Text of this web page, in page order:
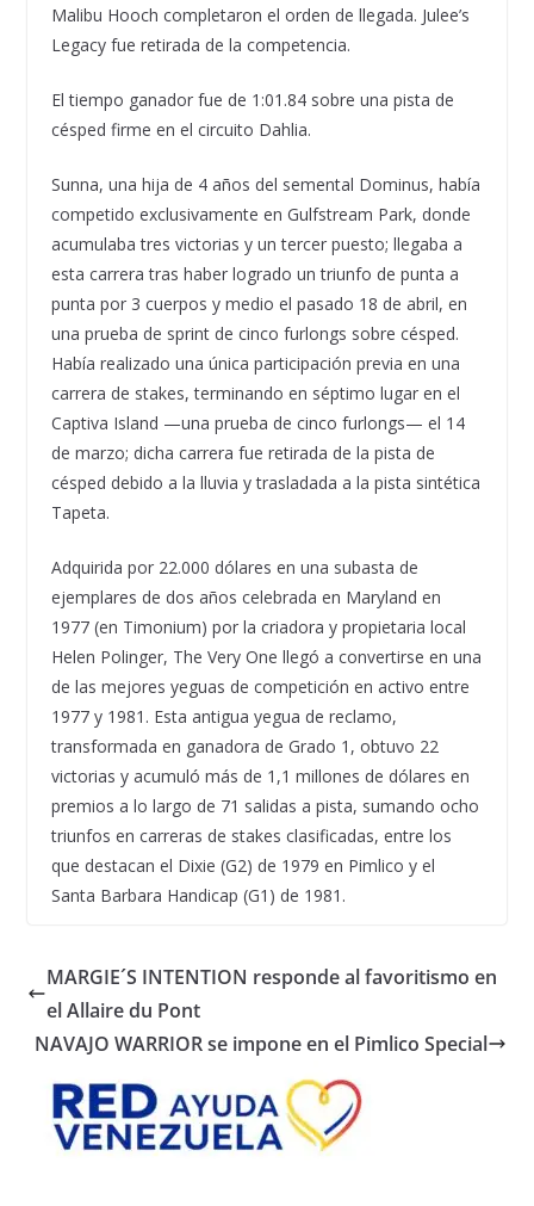
Malibu Hooch completaron el orden de llegada. Julee’s
Legacy fue retirada de la competencia.
El tiempo ganador fue de 1:01.84 sobre una pista de
césped firme en el circuito Dahlia.
Sunna, una hija de 4 años del semental Dominus, había
competido exclusivamente en Gulfstream Park, donde
acumulaba tres victorias y un tercer puesto; llegaba a
esta carrera tras haber logrado un triunfo de punta a
punta por 3 cuerpos y medio el pasado 18 de abril, en
una prueba de sprint de cinco furlongs sobre césped.
Había realizado una única participación previa en una
carrera de stakes, terminando en séptimo lugar en el
Captiva Island —una prueba de cinco furlongs— el 14
de marzo; dicha carrera fue retirada de la pista de
césped debido a la lluvia y trasladada a la pista sintética
Tapeta.
Adquirida por 22.000 dólares en una subasta de
ejemplares de dos años celebrada en Maryland en
1977 (en Timonium) por la criadora y propietaria local
Helen Polinger, The Very One llegó a convertirse en una
de las mejores yeguas de competición en activo entre
1977 y 1981. Esta antigua yegua de reclamo,
transformada en ganadora de Grado 1, obtuvo 22
victorias y acumuló más de 1,1 millones de dólares en
premios a lo largo de 71 salidas a pista, sumando ocho
triunfos en carreras de stakes clasificadas, entre los
que destacan el Dixie (G2) de 1979 en Pimlico y el
Santa Barbara Handicap (G1) de 1981.
MARGIE´S INTENTION responde al favoritismo en
el Allaire du Pont
NAVAJO WARRIOR se impone en el Pimlico Special